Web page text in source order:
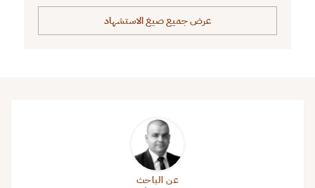
عرض جميع صيغ الاستشهاد
عن الباحث